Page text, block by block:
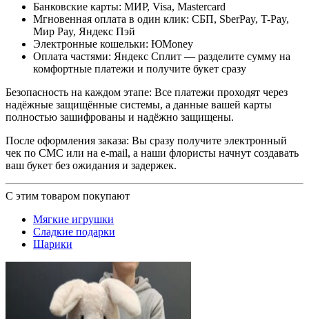
Банковские карты: МИР, Visa, Mastercard
Мгновенная оплата в один клик: СБП, SberPay, T-Pay,
Мир Pay, Яндекс Пэй
Электронные кошельки: ЮMoney
Оплата частями: Яндекс Сплит — разделите сумму на
комфортные платежи и получите букет сразу
Безопасность на каждом этапе: Все платежи проходят через
надёжные защищённые системы, а данные вашей карты
полностью зашифрованы и надёжно защищены.
После оформления заказа: Вы сразу получите электронный
чек по СМС или на e-mail, а наши флористы начнут создавать
ваш букет без ожидания и задержек.
С этим товаром покупают
Мягкие игрушки
Сладкие подарки
Шарики